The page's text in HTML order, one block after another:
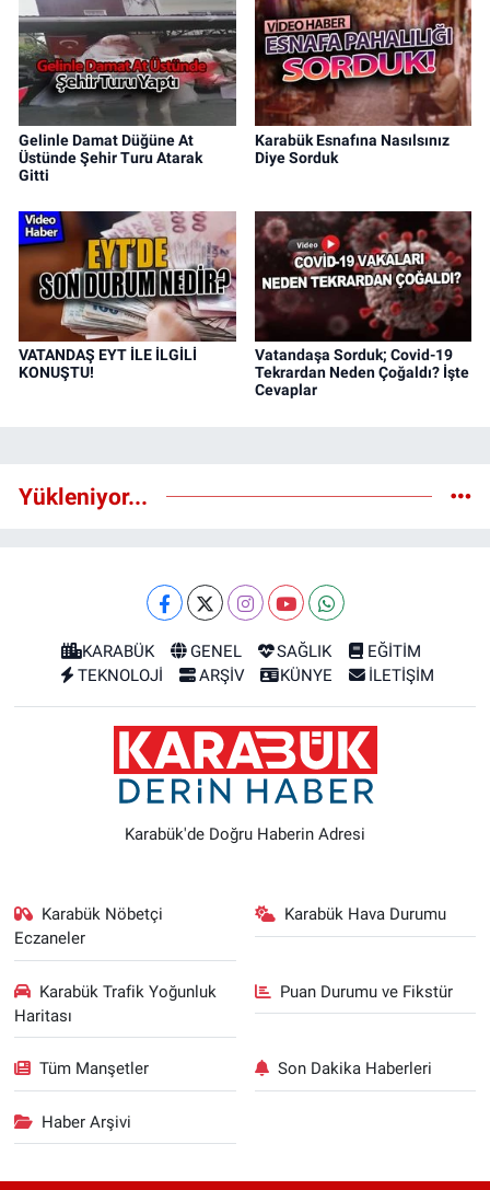
Gelinle Damat Düğüne At
Üstünde Şehir Turu Atarak
Gitti
Karabük Esnafına Nasılsınız
Diye Sorduk
VATANDAŞ EYT İLE İLGİLİ
KONUŞTU!
Vatandaşa Sorduk; Covid-19
Tekrardan Neden Çoğaldı? İşte
Cevaplar
Yükleniyor...
KARABÜK GENEL SAĞLIK
EĞİTİM
TEKNOLOJİ
ARŞİV KÜNYE İLETİŞİM
Karabük'de Doğru Haberin Adresi
Karabük Nöbetçi
Eczaneler
Karabük Hava Durumu
Karabük Trafik Yoğunluk
Haritası
Puan Durumu ve Fikstür
Tüm Manşetler Son Dakika Haberleri
Haber Arşivi